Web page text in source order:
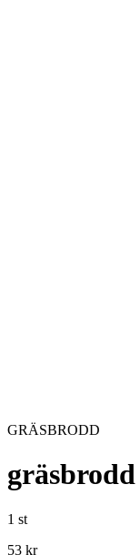
GRÄSBRODD
1 st
53 kr